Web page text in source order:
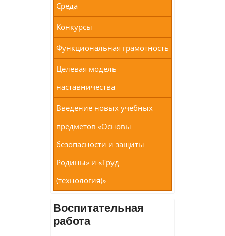
Среда
Конкурсы
Функциональная грамотность
Целевая модель
наставничества
Введение новых учебных
предметов «Основы
безопасности и защиты
Родины» и «Труд
(технология)»
Воспитательная
работа